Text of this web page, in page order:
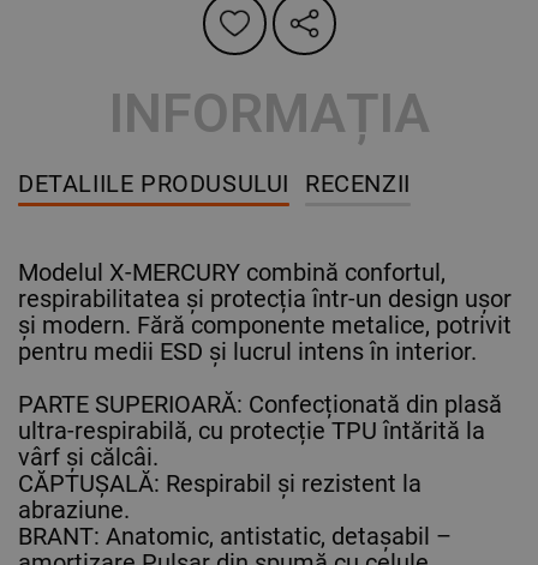
INFORMAȚIA
DETALIILE PRODUSULUI RECENZII
Modelul X-MERCURY combină confortul,
respirabilitatea și protecția într-un design ușor
și modern. Fără componente metalice, potrivit
pentru medii ESD și lucrul intens în interior.
PARTE SUPERIOARĂ: Confecționată din plasă
ultra-respirabilă, cu protecție TPU întărită la
vârf și călcâi.
CĂPTUȘALĂ: Respirabil și rezistent la
abraziune.
BRANT: Anatomic, antistatic, detașabil –